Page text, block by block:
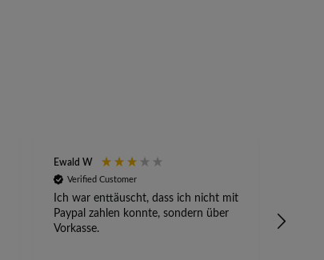
Ewald W
Verified Customer
Ich war enttäuscht, dass ich nicht mit
Paypal zahlen konnte, sondern über
Vorkasse.